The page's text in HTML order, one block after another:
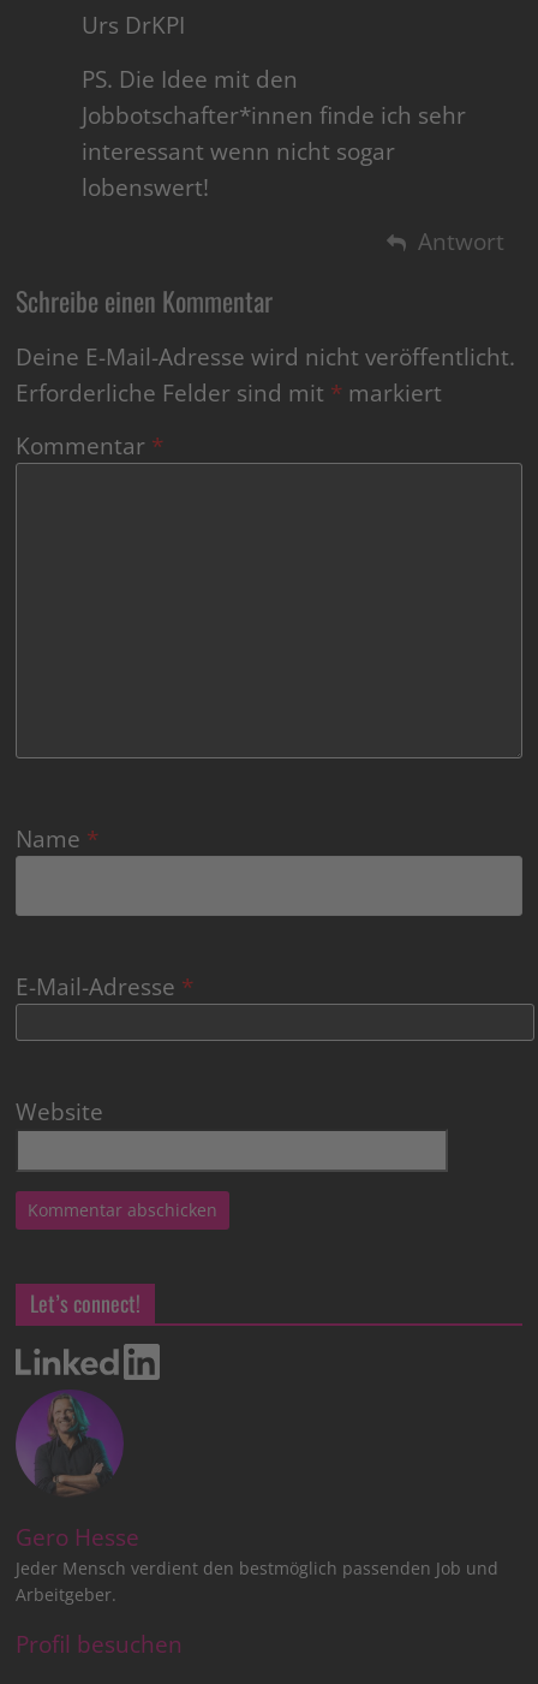
Urs DrKPI
PS. Die Idee mit den
Jobbotschafter*innen finde ich sehr
interessant wenn nicht sogar
lobenswert!
Antwort
Schreibe einen Kommentar
Deine E-Mail-Adresse wird nicht veröffentlicht.
Erforderliche Felder sind mit * markiert
Kommentar *
Name *
E-Mail-Adresse *
Website
Let’s connect!
Gero Hesse
Jeder Mensch verdient den bestmöglich passenden Job und
Arbeitgeber.
Profil besuchen